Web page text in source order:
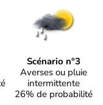
Scénario n°3
Averses ou pluie
intermittente
26% de probabilité